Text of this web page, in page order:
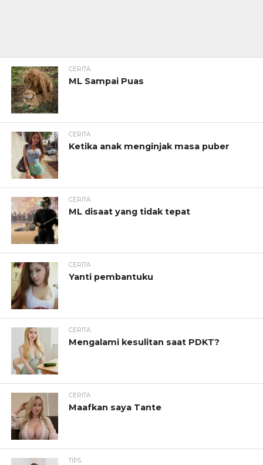
CERITA
ML Sampai Puas
CERITA
Ketika anak menginjak masa puber
CERITA
ML disaat yang tidak tepat
CERITA
Yanti pembantuku
CERITA
Mengalami kesulitan saat PDKT?
CERITA
Maafkan saya Tante
TIPS